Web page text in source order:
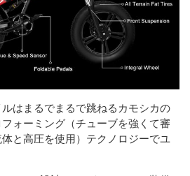
はまるでまるで跳ねるカモシカの
ォーミング（チューブを強くて審
と高圧を使用）テクノロジーでユ